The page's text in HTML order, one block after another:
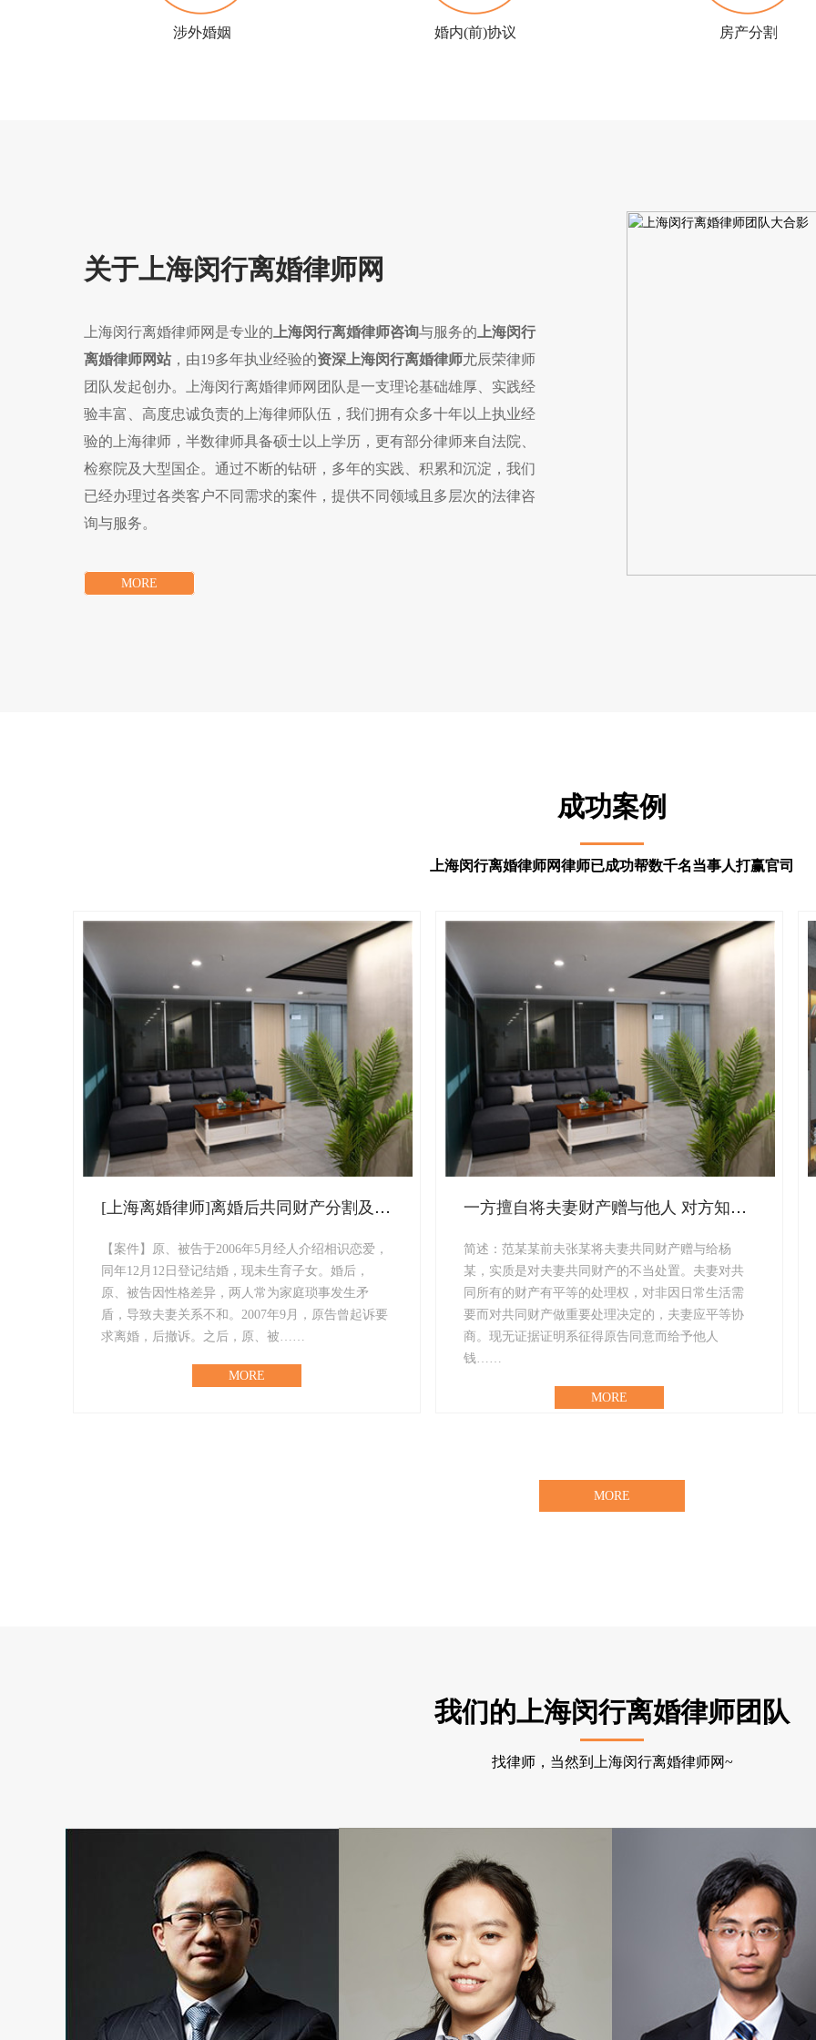
涉外婚姻 婚内(前)协议 房产分割
关于上海闵行离婚律师网
上海闵行离婚律师网是专业的 上海闵行离婚律师咨询与服务的 上海闵行
离婚律师网站，由19多年执业经验的资深上海闵行离婚律师尤辰荣律师
团队发起创办。上海闵行离婚律师网团队是一支理论基础雄厚、实践经
验丰富、高度忠诚负责的上海律师队伍，我们拥有众多十年以上执业经
验的上海律师，半数律师具备硕士以上学历，更有部分律师来自法院、
检察院及大型国企。通过不断的钻研，多年的实践、积累和沉淀，我们
已经办理过各类客户不同需求的案件，提供不同领域且多层次的法律咨
询与服务。
MORE
成功案例
上海闵行离婚律师网律师已成功帮数千名当事人打赢官司
[上海离婚律师]离婚后共同财产分割及债务分配的处理
【案件】原、被告于2006年5月经人介绍相识恋爱，
同年12月12日登记结婚，现未生育子女。婚后，
原、被告因性格差异，两人常为家庭琐事发生矛
盾，导致夫妻关系不和。2007年9月，原告曾起诉要
求离婚，后撤诉。之后，原、被……
MORE
一方擅自将夫妻财产赠与他人 对方知情后可索回
简述：范某某前夫张某将夫妻共同财产赠与给杨
某，实质是对夫妻共同财产的不当处置。夫妻对共
同所有的财产有平等的处理权，对非因日常生活需
要而对共同财产做重要处理决定的，夫妻应平等协
商。现无证据证明系征得原告同意而给予他人
钱……
MORE
MORE
我们的上海闵行离婚律师团队
找律师，当然到上海闵行离婚律师网~